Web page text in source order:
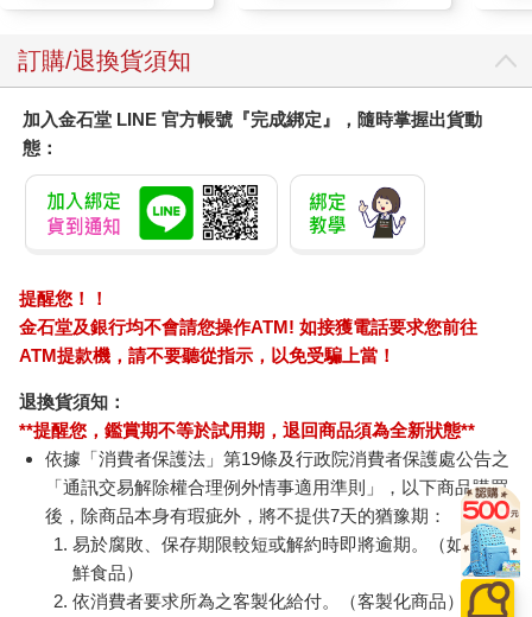
訂購/退換貨須知
加入金石堂 LINE 官方帳號『完成綁定』，隨時掌握出貨動
態：
提醒您！！
金石堂及銀行均不會請您操作ATM! 如接獲電話要求您前往
ATM提款機，請不要聽從指示，以免受騙上當！
退換貨須知：
**提醒您，鑑賞期不等於試用期，退回商品須為全新狀態**
依據「消費者保護法」第19條及行政院消費者保護處公告之
「通訊交易解除權合理例外情事適用準則」，以下商品購買
後，除商品本身有瑕疵外，將不提供7天的猶豫期：
易於腐敗、保存期限較短或解約時即將逾期。（如：生
鮮食品）
依消費者要求所為之客製化給付。（客製化商品）